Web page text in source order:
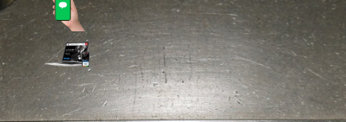
LINEで査定 （友だち追加）
買取フォームで査定
お電話でも受け付けております